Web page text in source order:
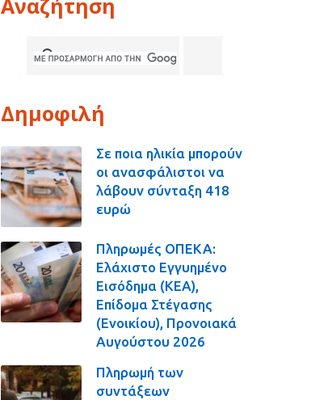
Αναζήτηση
Δημοφιλή
Σε ποια ηλικία μπορούν
οι ανασφάλιστοι να
λάβουν σύνταξη 418
ευρώ
Πληρωμές ΟΠΕΚΑ:
Ελάχιστο Εγγυημένο
Εισόδημα (ΚΕΑ),
Επίδομα Στέγασης
(Ενοικίου), Προνοιακά
Αυγούστου 2026
Πληρωμή των
συντάξεων